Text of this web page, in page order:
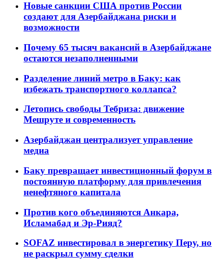
Новые санкции США против России
создают для Азербайджана риски и
возможности
Почему 65 тысяч вакансий в Азербайджане
остаются незаполненными
Разделение линий метро в Баку: как
избежать транспортного коллапса?
Летопись свободы Тебриза: движение
Мешруте и современность
Азербайджан централизует управление
медиа
Баку превращает инвестиционный форум в
постоянную платформу для привлечения
ненефтяного капитала
Против кого объединяются Анкара,
Исламабад и Эр-Рияд?
SOFAZ инвестировал в энергетику Перу, но
не раскрыл сумму сделки